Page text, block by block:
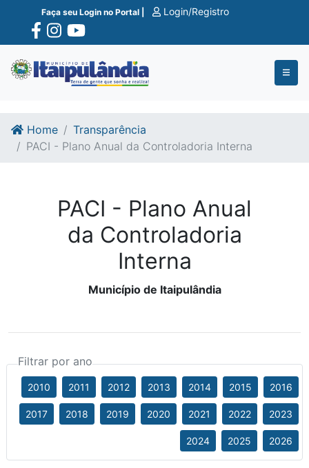
Ir para o conte�do
Ir para o fim do conte�do
Faça seu Login no Portal | Login/Registro
Home
Transparência
PACI - Plano Anual da Controladoria Interna
PACI - Plano Anual
da Controladoria
Interna
Município de Itaipulândia
Filtrar por ano
2010 2011 2012 2013 2014 2015 2016
2017 2018 2019 2020 2021 2022 2023
2024 2025 2026